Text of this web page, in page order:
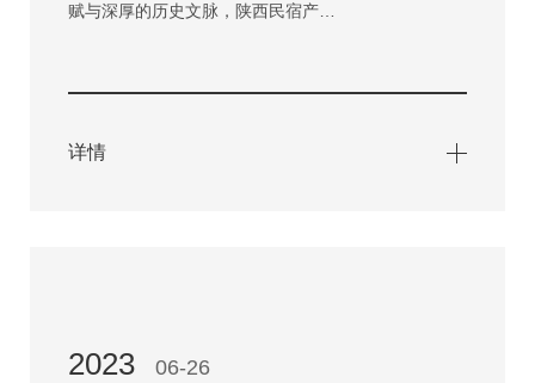
赋与深厚的历史文脉，陕西民宿产…
详情
2023 06-26